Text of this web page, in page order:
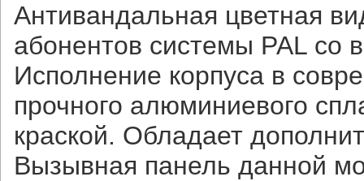
Антивандальная цветная
абонентов системы PAL со
Исполнение корпуса в
прочного алюминиевого
краской. Обладает
Вызывная панель данной